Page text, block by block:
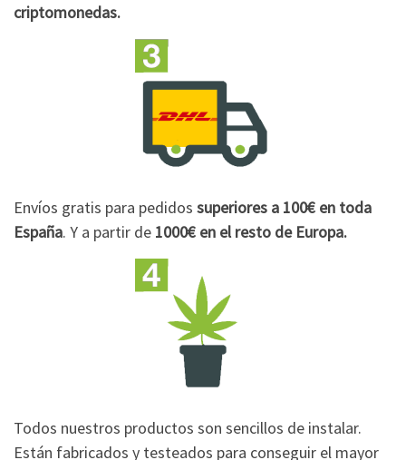
criptomonedas.
Envíos gratis para pedidos superiores a 100€ en toda
España. Y a partir de 1000€ en el resto de Europa.
Todos nuestros productos son sencillos de instalar.
Están fabricados y testeados para conseguir el mayor